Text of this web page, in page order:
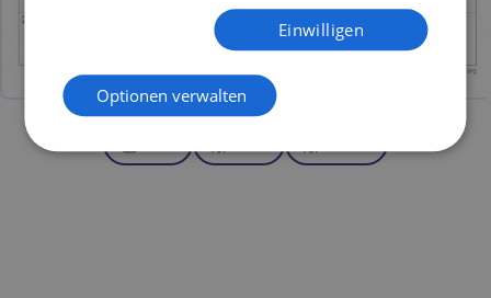
Einwilligen
Optionen verwalten